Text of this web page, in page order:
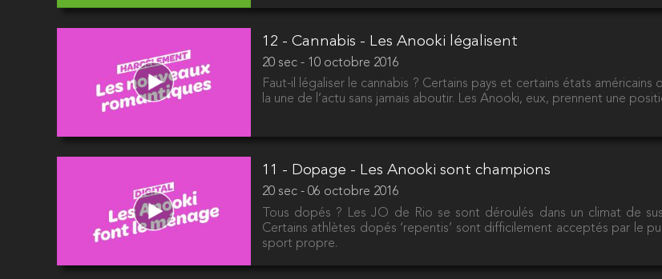
12 - Cannabis - Les Anooki légalisent
20 sec - 10 octobre 2016
Faut-il légaliser le cannabis ? Certains pays et certains états
la une de l’actu sans jamais aboutir. Les Anooki, eux, prennent une
11 - Dopage - Les Anooki sont champions
20 sec - 06 octobre 2016
Tous dopés ? Les JO de Rio se sont déroulés dans un climat de
Certains athlètes dopés ‘repentis’ sont difficilement acceptés par le
sport propre.